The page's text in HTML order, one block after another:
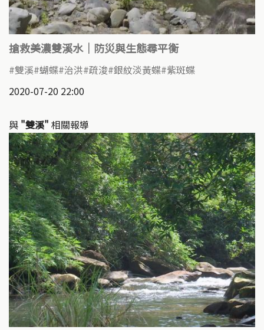
搶救美濃雙溪水｜防災與生態尋平衡
雙溪 蝴蝶 治洪 疏浚 銀紋淡黃蝶 紫斑蝶
2020-07-20 22:00
與 "雙溪" 相關報導